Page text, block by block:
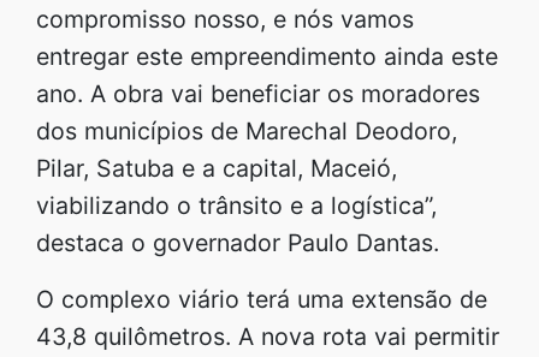
compromisso nosso, e nós vamos
entregar este empreendimento ainda este
ano. A obra vai beneficiar os moradores
dos municípios de Marechal Deodoro,
Pilar, Satuba e a capital, Maceió,
viabilizando o trânsito e a logística”,
destaca o governador Paulo Dantas.
O complexo viário terá uma extensão de
43,8 quilômetros. A nova rota vai permitir